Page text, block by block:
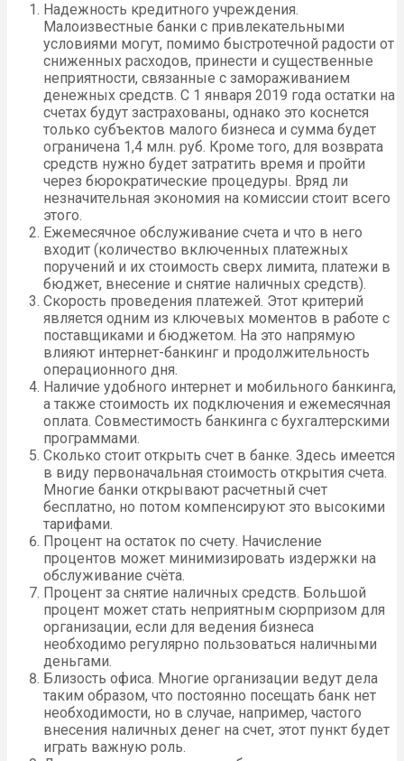
Надежность кредитного учреждения.
Малоизвестные банки с привлекательными
условиями могут, помимо быстротечной радости от
сниженных расходов, принести и существенные
неприятности, связанные с замораживанием
денежных средств. С 1 января 2019 года остатки на
счетах будут застрахованы, однако это коснется
только субъектов малого бизнеса и сумма будет
ограничена 1,4 млн. руб. Кроме того, для возврата
средств нужно будет затратить время и пройти
через бюрократические процедуры. Вряд ли
незначительная экономия на комиссии стоит всего
этого.
Ежемесячное обслуживание счета и что в него
входит (количество включенных платежных
поручений и их стоимость сверх лимита, платежи в
бюджет, внесение и снятие наличных средств).
Скорость проведения платежей. Этот критерий
является одним из ключевых моментов в работе с
поставщиками и бюджетом. На это напрямую
влияют интернет-банкинг и продолжительность
операционного дня.
Наличие удобного интернет и мобильного банкинга,
а также стоимость их подключения и ежемесячная
оплата. Совместимость банкинга с бухгалтерскими
программами.
Сколько стоит открыть счет в банке. Здесь имеется
в виду первоначальная стоимость открытия счета.
Многие банки открывают расчетный счет
бесплатно, но потом компенсируют это высокими
тарифами.
Процент на остаток по счету. Начисление
процентов может минимизировать издержки на
обслуживание счёта.
Процент за снятие наличных средств. Большой
процент может стать неприятным сюрпризом для
организации, если для ведения бизнеса
необходимо регулярно пользоваться наличными
деньгами.
Близость офиса. Многие организации ведут дела
таким образом, что постоянно посещать банк нет
необходимости, но в случае, например, частого
внесения наличных денег на счет, этот пункт будет
играть важную роль.